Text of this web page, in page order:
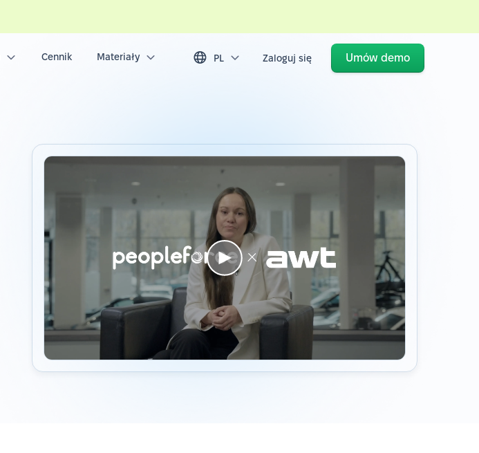
Cennik Materiały PL Zaloguj się Umów demo